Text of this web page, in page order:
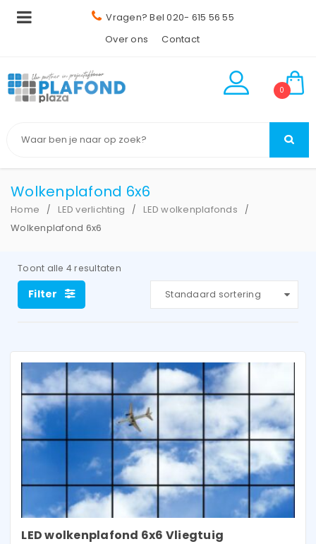
Vragen? Bel 020- 615 56 55
Over ons
Contact
0
Wolkenplafond 6x6
Home / LED verlichting / LED wolkenplafonds /
Wolkenplafond 6x6
Toont alle 4 resultaten
Filter Standaard sortering
LED wolkenplafond 6x6 Vliegtuig